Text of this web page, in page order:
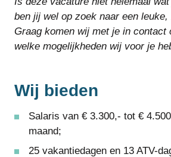
ben jij wel op zoek naar een leuke,
Graag komen wij met je in contact
welke mogelijkheden wij voor je
Wij bieden
Salaris van € 3.300,- tot €
maand;
25 vakantiedagen en 13 ATV-